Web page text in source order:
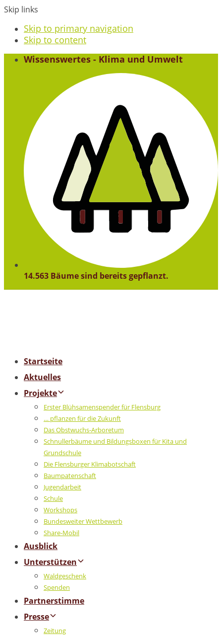
Skip links
Skip to primary navigation
Skip to content
Wissenswertes - Klima und Umwelt
14.563 Bäume sind bereits gepflanzt.
Startseite
Aktuelles
Projekte
Erster Blühsamenspender für Flensburg
… pflanzen für die Zukunft
Das Obstwuchs-Arboretum
Schnullerbäume und Bildungsboxen für Kita und
Grundschule
Die Flensburger Klimabotschaft
Baumpatenschaft
Jugendarbeit
Schule
Workshops
Bundesweiter Wettbewerb
Share-Mobil
Ausblick
Unterstützen
Waldgeschenk
Spenden
Partnerstimme
Presse
Zeitung